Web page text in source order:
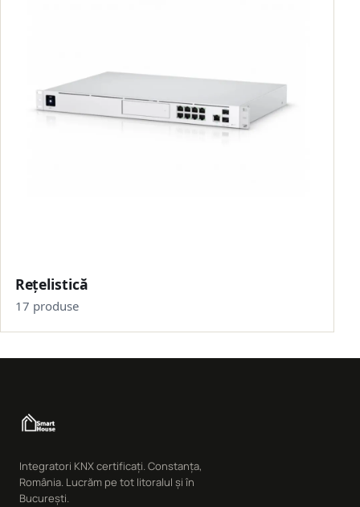
Rețelistică
17 produse
Integratori KNX certificați. Constanța,
România. Lucrăm pe tot litoralul și în
București.